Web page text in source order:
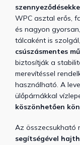
WPC asztal erős,
és nagyon
tálcaként is
csúszásmentes
biztosítják a
merevítéssel
használható. A
ülőpárnákkal
köszönhetően
Az összecsukható
segítségével